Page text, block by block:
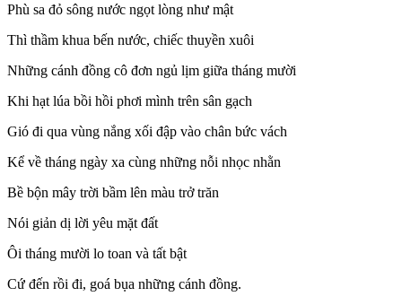
Phù sa đỏ sông nước ngọt lòng như mật
Thì thầm khua bến nước, chiếc thuyền xuôi
Những cánh đồng cô đơn ngủ lịm giữa tháng mười
Khi hạt lúa bồi hồi phơi mình trên sân gạch
Gió đi qua vùng nắng xối đập vào chân bức vách
Kể về tháng ngày xa cùng những nỗi nhọc nhằn
Bề bộn mây trời bầm lên màu trở trăn
Nói giản dị lời yêu mặt đất
Ôi tháng mười lo toan và tất bật
Cứ đến rồi đi, goá bụa những cánh đồng.